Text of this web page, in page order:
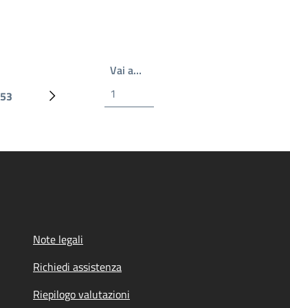
Ultima pagina
53
Prossima pagina
Vai a…
Note legali
Richiedi assistenza
Riepilogo valutazioni